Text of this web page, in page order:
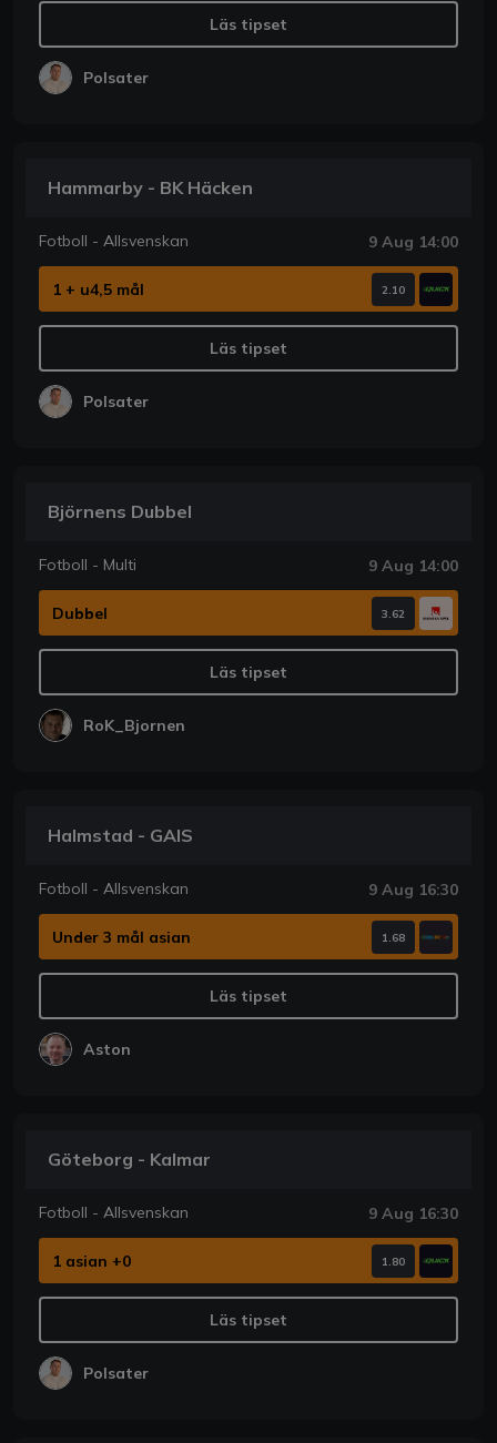
Läs tipset
Polsater
Hammarby - BK Häcken
Fotboll - Allsvenskan 9 Aug 14:00
1 + u4,5 mål 2.10
Läs tipset
Polsater
Björnens Dubbel
Fotboll - Multi 9 Aug 14:00
Dubbel 3.62
Läs tipset
RoK_Bjornen
Halmstad - GAIS
Fotboll - Allsvenskan 9 Aug 16:30
Under 3 mål asian 1.68
Läs tipset
Aston
Göteborg - Kalmar
Fotboll - Allsvenskan 9 Aug 16:30
1 asian +0 1.80
Läs tipset
Polsater